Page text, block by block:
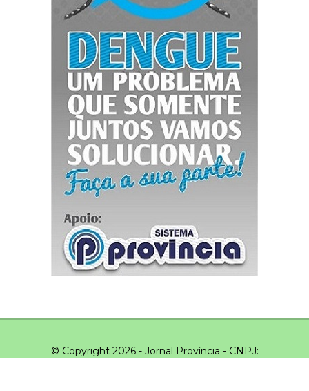
© Copyright 2026 - Jornal Província - CNPJ: